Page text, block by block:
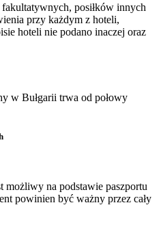
posiłków innych
przy każdym z hoteli,
hoteli nie podano inaczej oraz
w Bułgarii trwa od połowy
możliwy na podstawie paszportu
powinien być ważny przez cały